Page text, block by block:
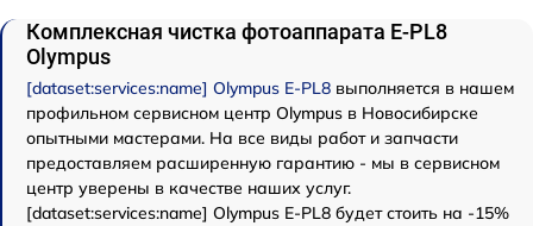
Комплексная чистка фотоаппарата E-PL8
Olympus
[dataset:services:name] Olympus E-PL8 выполняется в нашем
профильном сервисном центр Olympus в Новосибирске
опытными мастерами. На все виды работ и запчасти
предоставляем расширенную гарантию - мы в сервисном
центр уверены в качестве наших услуг.
[dataset:services:name] Olympus E-PL8 будет стоить на -15%